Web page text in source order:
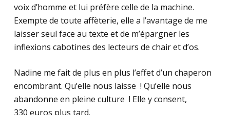
voix d’homme et lui préfère celle de la machine.
Exempte de toute affèterie, elle a l’avantage de me
laisser seul face au texte et de m’épargner les
inflexions cabotines des lecteurs de chair et d’os.
Nadine me fait de plus en plus l’effet d’un chaperon
encombrant. Qu’elle nous laisse ! Qu’elle nous
abandonne en pleine culture ! Elle y consent,
330 euros plus tard.